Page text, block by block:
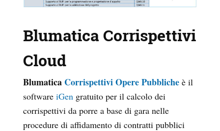
Blumatica Corrispettivi
Cloud
Blumatica Corrispettivi Opere Pubbliche è il
software iGen gratuito per il calcolo dei
corrispettivi da porre a base di gara nelle
procedure di affidamento di contratti pubblici